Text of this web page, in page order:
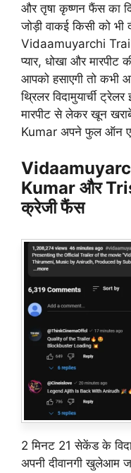
और तृषा कृष्णन फैंस का
जोड़ी वाकई किसी को भी
Vidaamuyarchi
प्यार, धोखा और मारपीट
आपको हसाएगी तो कभी
थ्रिलर विदामुयार्ची
मारपीट से लेकर खून
Kumar अपने फुल ऑन
Kumar और
क्रेजी फैंस
2 मिनट 21 सेकेंड के
अपनी दीवानगी खुलेआम